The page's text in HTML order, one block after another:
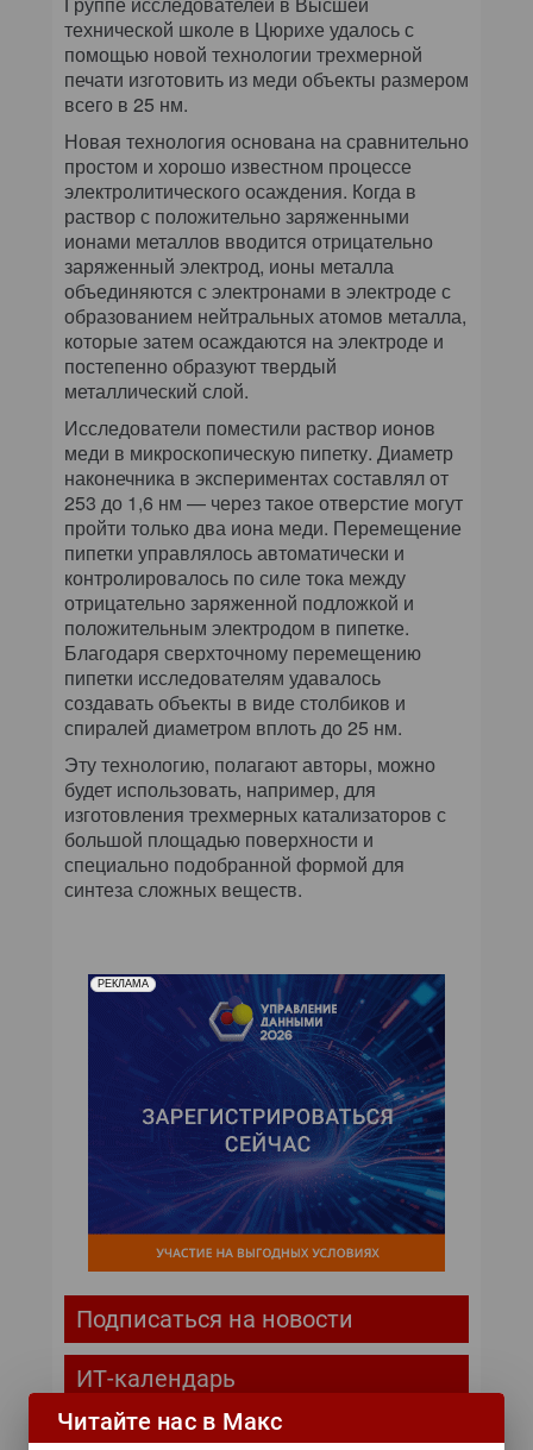
технической школе в Цюрихе удалось с
помощью новой технологии трехмерной
печати изготовить из меди объекты размером
всего в 25 нм.
Новая технология основана на сравнительно
простом и хорошо известном процессе
электролитического осаждения. Когда в
раствор с положительно заряженными
ионами металлов вводится отрицательно
заряженный электрод, ионы металла
объединяются с электронами в электроде с
образованием нейтральных атомов металла,
которые затем осаждаются на электроде и
постепенно образуют твердый
металлический слой.
Исследователи поместили раствор ионов
меди в микроскопическую пипетку. Диаметр
наконечника в экспериментах составлял от
253 до 1,6 нм — через такое отверстие могут
пройти только два иона меди. Перемещение
пипетки управлялось автоматически и
контролировалось по силе тока между
отрицательно заряженной подложкой и
положительным электродом в пипетке.
Благодаря сверхточному перемещению
пипетки исследователям удавалось
создавать объекты в виде столбиков и
спиралей диаметром вплоть до 25 нм.
Эту технологию, полагают авторы, можно
будет использовать, например, для
изготовления трехмерных катализаторов с
большой площадью поверхности и
специально подобранной формой для
синтеза сложных веществ.
РЕКЛАМА
Подписаться на новости
ИТ-календарь
III Международный технологический конгресс
Читайте нас в Макс